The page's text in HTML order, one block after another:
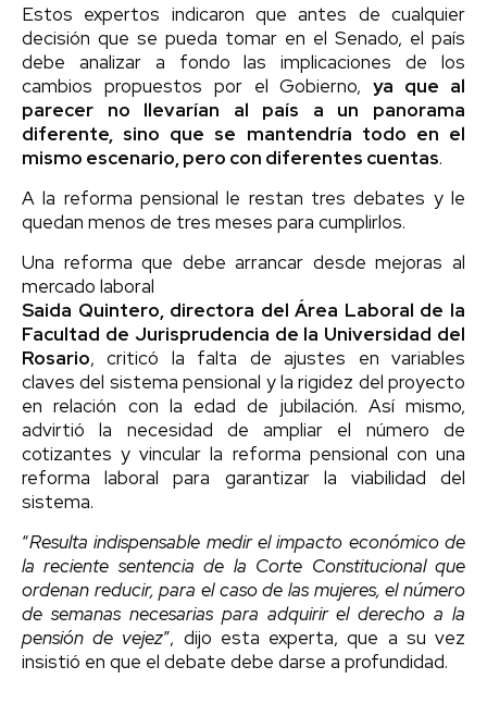
Estos expertos indicaron que antes de cualquier
decisión que se pueda tomar en el Senado, el país
debe analizar a fondo las implicaciones de los
cambios propuestos por el Gobierno,ya que al
parecer no llevarían al país a un panorama
diferente, sino que se mantendría todo en el
mismo escenario, pero con diferentes cuentas.
A la reforma pensional le restan tres debates y le
quedan menos de tres meses para cumplirlos.
Una reforma que debe arrancar desde mejoras al
mercado laboral
Saida Quintero, directora del Área Laboral de la
Facultad de Jurisprudencia de la Universidad del
Rosario, criticó la falta de ajustes en variables
claves del sistema pensional y la rigidez del proyecto
en relación con la edad de jubilación. Así mismo,
advirtió la necesidad de ampliar el número de
cotizantes y vincular la reforma pensional con una
reforma laboral para garantizar la viabilidad del
sistema.
“Resulta indispensable medir el impacto económico de
la reciente sentencia de la Corte Constitucional que
ordenan reducir, para el caso de las mujeres, el número
de semanas necesarias para adquirir el derecho a la
pensión de vejez”, dijo esta experta, que a su vez
insistió en que el debate debe darse a profundidad.